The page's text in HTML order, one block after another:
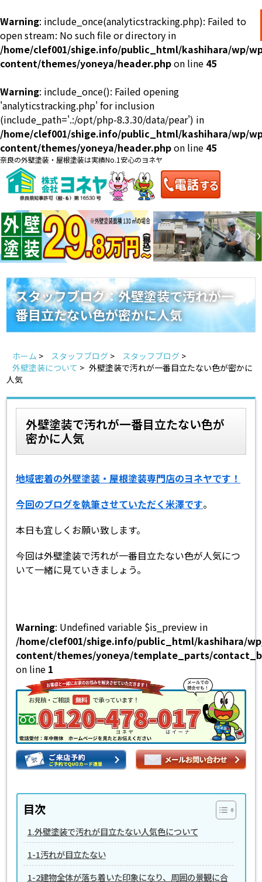
Warning: include_once(analyticstracking.php): Failed to
open stream: No such file or directory in
/home/clef001/shige.info/public_html/kashihara/wp/
content/themes/yoneya/header.phpon line 45
Warning: include_once(): Failed opening
'analyticstracking.php' for inclusion
(include_path='.:/opt/php-8.3.30/data/pear') in
/home/clef001/shige.info/public_html/kashihara/wp/
content/themes/yoneya/header.phpon line 45
奈良の外壁塗装・屋根塗装は実績No.1安心のヨネヤ
料金一覧 会社案内
来店予約 お問い合わせ
お見積り
地域の事例がいっぱい
ヨネヤの施工実績
Home お客様の声
スタッフ紹介 よくあるご質問
スタッフブログ 屋根リフォームについて
ヨネヤがお客様から選ばれる10の理由
見積もりシミュレーション
スタッフブログ：外壁塗装で汚れが一
番目立たない色が密かに人気
ホーム > スタッフブログ > スタッフブログ >
外壁塗装について > 外壁塗装で汚れが一番目立たない色が密かに
人気
外壁塗装で汚れが一番目立たない色が
密かに人気
地域密着の外壁塗装・屋根塗装専門店のヨネヤです！
今回のブログを執筆させていただく米澤です。
本日も宜しくお願い致します。
今回は外壁塗装で汚れが一番目立たない色が人気につ
いて一緒に見ていきましょう。
Warning: Undefined variable $is_preview in
/home/clef001/shige.info/public_html/kashihara/
content/themes/yoneya/template_parts/
on line 1
目次
1.外壁塗装で汚れが目立たない人気色について
1-1汚れが目立たない
1-2建物全体が落ち着いた印象になり、周囲の景観に合